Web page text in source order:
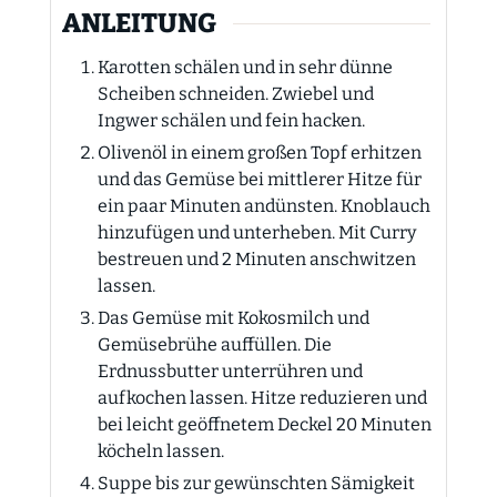
ANLEITUNG
Karotten schälen und in sehr dünne
Scheiben schneiden. Zwiebel und
Ingwer schälen und fein hacken.
Olivenöl in einem großen Topf erhitzen
und das Gemüse bei mittlerer Hitze für
ein paar Minuten andünsten. Knoblauch
hinzufügen und unterheben. Mit Curry
bestreuen und 2 Minuten anschwitzen
lassen.
Das Gemüse mit Kokosmilch und
Gemüsebrühe auffüllen. Die
Erdnussbutter unterrühren und
aufkochen lassen. Hitze reduzieren und
bei leicht geöffnetem Deckel 20 Minuten
köcheln lassen.
Suppe bis zur gewünschten Sämigkeit